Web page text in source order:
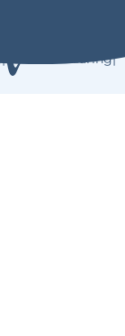
Cookieverklaring|